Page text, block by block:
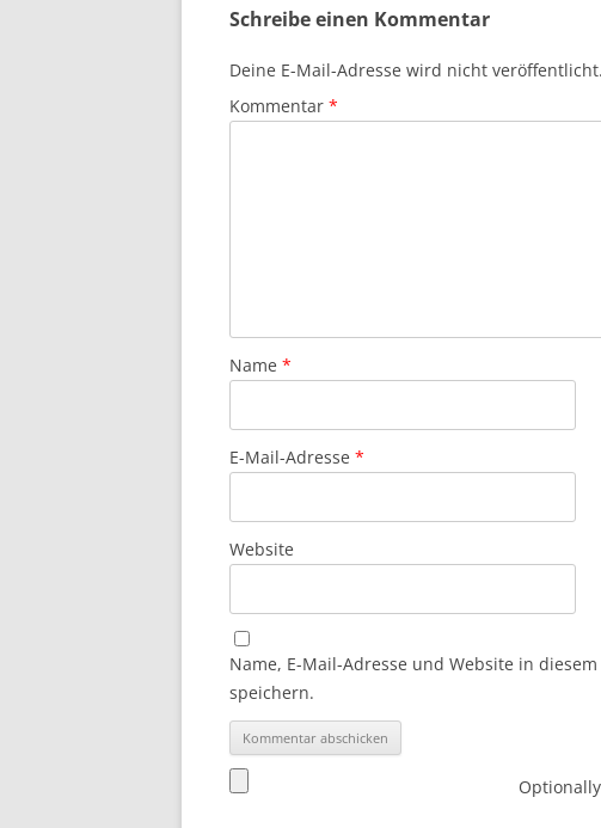
Schreibe einen Kommentar
Deine E-Mail-Adresse wird nicht veröffentlicht.
Kommentar *
Name *
E-Mail-Adresse *
Website
Name, E-Mail-Adresse und Website in
speichern.